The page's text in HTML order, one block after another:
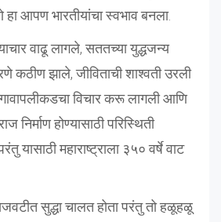
आपण भारतीयांचा स्वभाव बनला.
वाढू लागले, सततच्या युद्धजन्य
कठीण झाले, जीविताची शाश्वती उरली
विचार करू लागली आणि
निर्माण होण्यासाठी परिस्थिती
यासाठी महाराष्ट्राला ३५० वर्षे वाट
सुद्धा चालत होता परंतु तो हळूहळू